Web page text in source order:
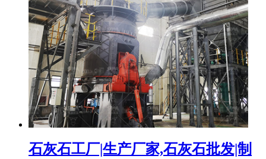
石灰石工厂|生产厂家,石灰石批发|制